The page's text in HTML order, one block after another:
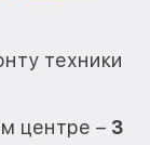
техники
центре – 3